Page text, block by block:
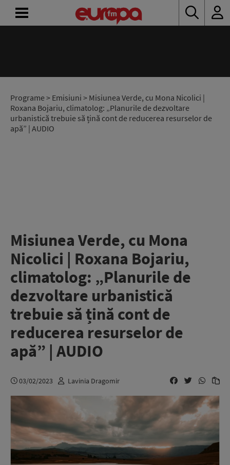
Programe> Emisiuni > Misiunea Verde, cu Mona Nicolici |
Roxana Bojariu, climatolog: „Planurile de dezvoltare
urbanistică trebuie să țină cont de reducerea resurselor de
apă” | AUDIO
Misiunea Verde, cu Mona
Nicolici | Roxana Bojariu,
climatolog: „Planurile de
dezvoltare urbanistică
trebuie să țină cont de
reducerea resurselor de
apă” | AUDIO
03/02/2023 Lavinia Dragomir
RADIO
CONCURSURI